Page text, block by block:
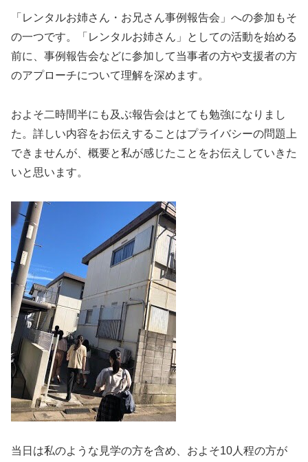
「レンタルお姉さん・お兄さん事例報告会」への参加もそ
の一つです。「レンタルお姉さん」としての活動を始める
前に、事例報告会などに参加して当事者の方や支援者の方
のアプローチについて理解を深めます。
およそ二時間半にも及ぶ報告会はとても勉強になりまし
た。詳しい内容をお伝えすることはプライバシーの問題上
できませんが、概要と私が感じたことをお伝えしていきた
いと思います。
当日は私のような見学の方を含め、およそ10人程の方が